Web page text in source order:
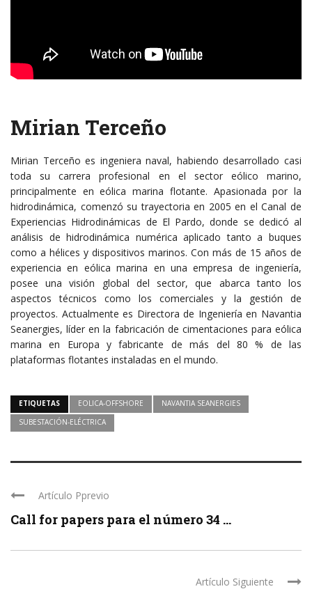
Mirian Terceño
Mirian Terceño es ingeniera naval, habiendo desarrollado casi
toda su carrera profesional en el sector eólico marino,
principalmente en eólica marina flotante. Apasionada por la
hidrodinámica, comenzó su trayectoria en 2005 en el Canal de
Experiencias Hidrodinámicas de El Pardo, donde se dedicó al
análisis de hidrodinámica numérica aplicado tanto a buques
como a hélices y dispositivos marinos. Con más de 15 años de
experiencia en eólica marina en una empresa de ingeniería,
posee una visión global del sector, que abarca tanto los
aspectos técnicos como los comerciales y la gestión de
proyectos. Actualmente es Directora de Ingeniería en Navantia
Seanergies, líder en la fabricación de cimentaciones para eólica
marina en Europa y fabricante de más del 80 % de las
plataformas flotantes instaladas en el mundo.
ETIQUETAS EOLICA-OFFSHORE
NAVANTIA SEANERGIES
SUBESTACIÓN-ELÉCTRICA
Artículo Pprevio
Call for papers para el número 34 ...
Artículo Siguiente